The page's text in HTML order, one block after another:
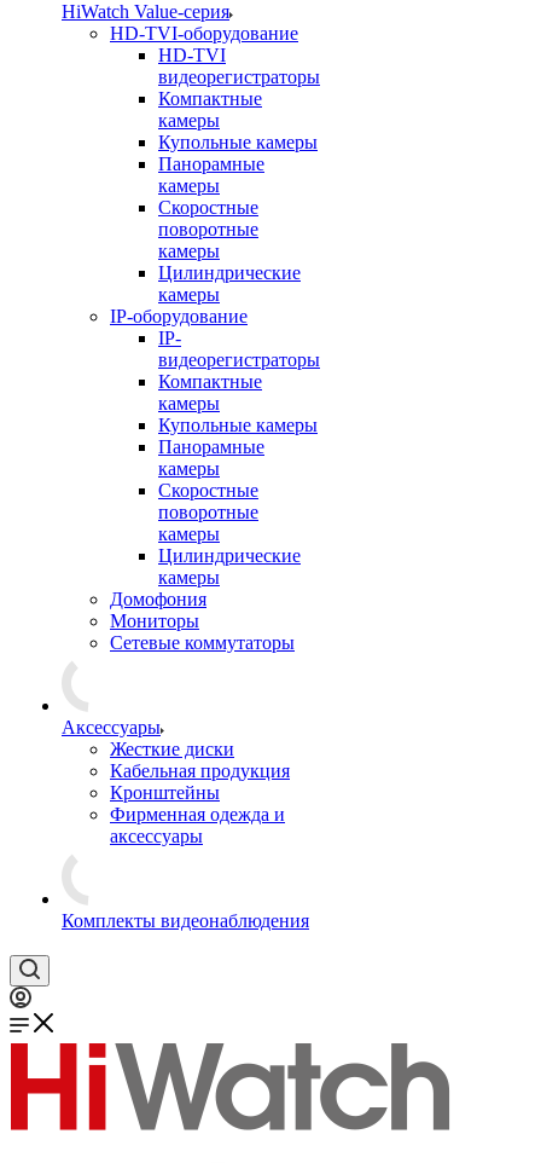
HiWatch Value-серия
HD-TVI-оборудование
HD-TVI
видеорегистраторы
Компактные
камеры
Купольные камеры
Панорамные
камеры
Скоростные
поворотные
камеры
Цилиндрические
камеры
IP-оборудование
IP-
видеорегистраторы
Компактные
камеры
Купольные камеры
Панорамные
камеры
Скоростные
поворотные
камеры
Цилиндрические
камеры
Домофония
Мониторы
Сетевые коммутаторы
Аксессуары
Жесткие диски
Кабельная продукция
Кронштейны
Фирменная одежда и
аксессуары
Комплекты видеонаблюдения